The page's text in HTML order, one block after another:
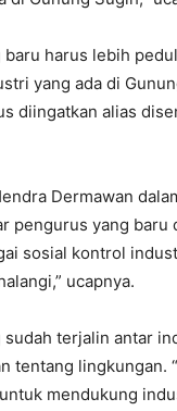
harus lebih
yang ada di
diingatkan alias
Dermawan
pengurus yang baru
sosial kontrol
ucapnya.
terjalin antar
tentang lingkungan.
mendukung